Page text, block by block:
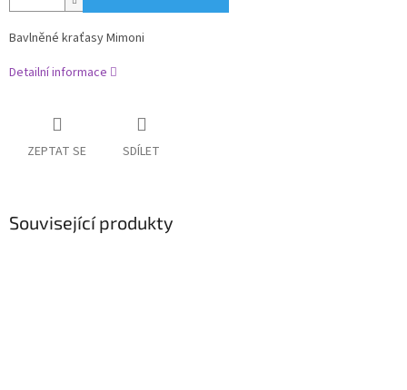
Bavlněné kraťasy Mimoni
Detailní informace
ZEPTAT SE SDÍLET
Související produkty